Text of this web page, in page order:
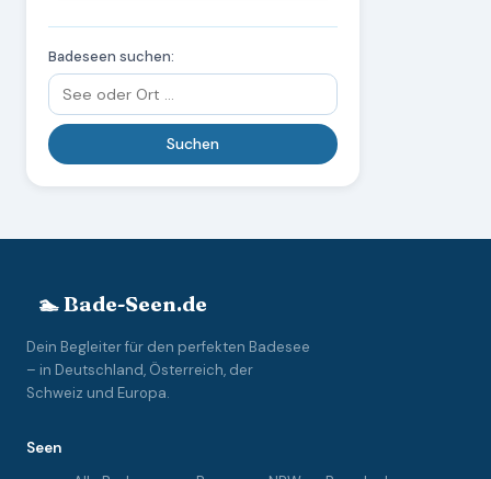
Badeseen suchen:
🏊 Bade-Seen.de
Dein Begleiter für den perfekten Badesee
– in Deutschland, Österreich, der
Schweiz und Europa.
Seen